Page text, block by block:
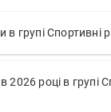
в групі Спортивні
2026 році в групі